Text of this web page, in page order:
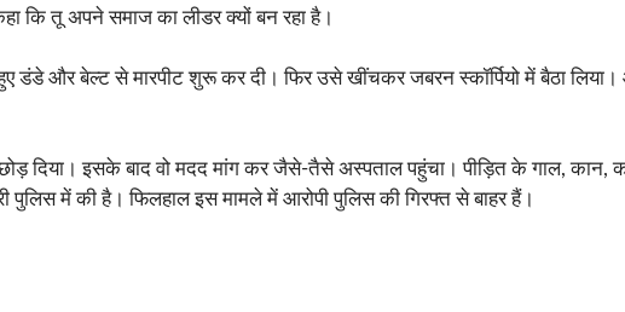
कि तू अपने समाज का लीडर क्यों बन रहा है।
डंडे और बेल्ट से मारपीट शुरू कर दी। फिर उसे खींचकर जबरन स्कॉर्पियो में बैठा
छोड़ दिया। इसके बाद वो मदद मांग कर जैसे-तैसे अस्पताल पहुंचा। पीड़ित के गाल,
पुलिस में की है। फिलहाल इस मामले में आरोपी पुलिस की गिरफ्त से बाहर हैं।